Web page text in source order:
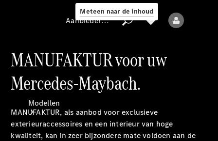
Meteen naar de inhoud
Aanbieder /
Gegevensbescherming
Modellen
Aanbieder / Gegevensbescherming
MANUFAKTUR voor uw
Mercedes-Maybach.
MANUFAKTUR, als aanbod voor exclusieve
exterieuraccessoires en een interieur van hoge
kwaliteit, kan in zeer bijzondere mate voldoen aan de